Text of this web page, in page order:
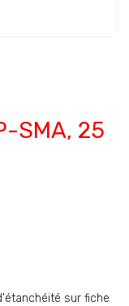
SMA, 25
sur fiche